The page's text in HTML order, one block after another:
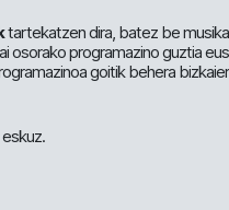
tartekatzen dira, batez be
osorako programazino guztia
goitik behera